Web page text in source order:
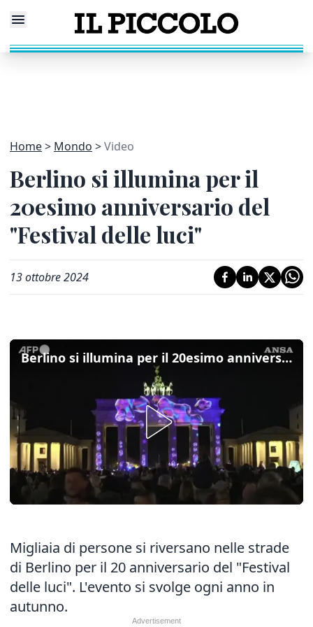
Home Mondo Video
Berlino si illumina per il
20esimo anniversario del
"Festival delle luci"
13 ottobre 2024
Berlino si illumina per il 20esimo anniversario del "Festival delle luci"
Migliaia di persone si riversano nelle strade
di Berlino per il 20 anniversario del "Festival
delle luci". L'evento si svolge ogni anno in
autunno.